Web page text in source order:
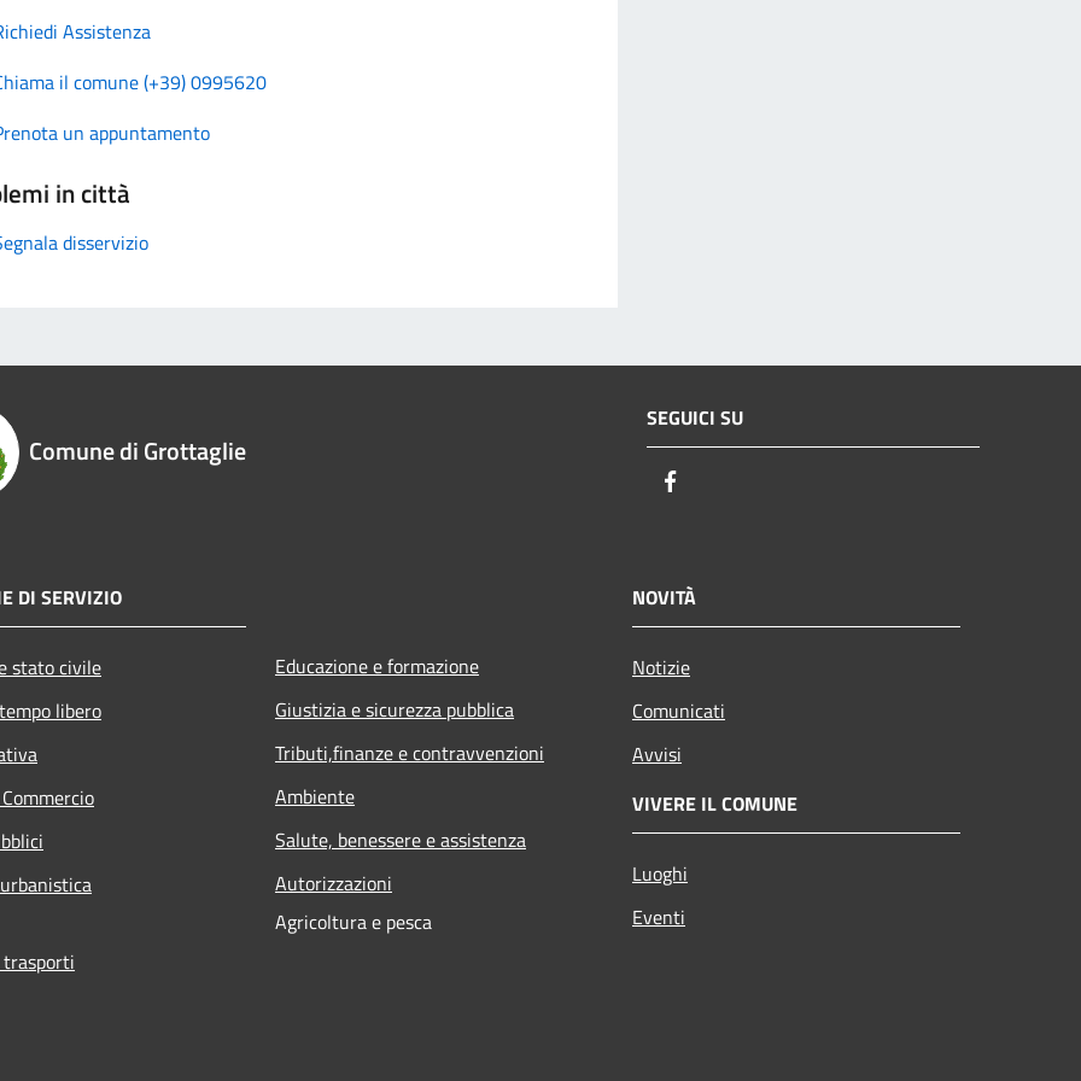
Assistenza
il comune (+39) 0995620
un appuntamento
in città
disservizio
Comune di Grottaglie
SEGUICI SU
DI SERVIZIO
stato civile
libero
Educazione e formazione
Giustizia e sicurezza pubblica
Tributi,finanze e contravvenzioni
Ambiente
Salute, benessere e assistenza
Autorizzazioni
Agricoltura e pesca
NOVITÀ
Notizie
Comunicati
Avvisi
VIVERE IL COMUNE
Luoghi
Eventi